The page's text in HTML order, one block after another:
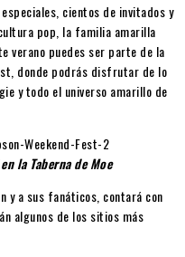
cientos de invitados y
pop, la familia amarilla
verano puedes ser parte de la
donde podrás disfrutar de lo
y todo el universo amarillo de
la Taberna de Moe
y a sus fanáticos, contará con
algunos de los sitios más